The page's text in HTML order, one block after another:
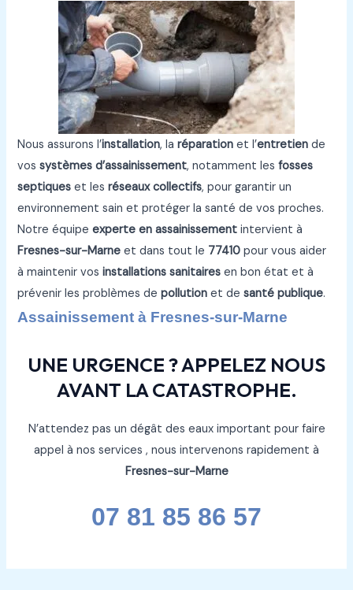
Nous assurons l’installation, laréparation et l’entretien de
vossystèmes d’assainissement, notamment lesfosses
septiques et lesréseaux collectifs, pour garantir un
environnement sain et protéger la santé de vos proches.
Notre équipeexperte en assainissement intervient à
Fresnes-sur-Marne et dans tout le 77410 pour vous aider
à maintenir vosinstallations sanitaires en bon état et à
prévenir les problèmes depollution et desanté publique.
Assainissement à Fresnes-sur-Marne
UNE URGENCE ? APPELEZ NOUS
AVANT LA CATASTROPHE.
N’attendez pas un dégât des eaux important pour faire
appel à nos services , nous intervenons rapidement à
Fresnes-sur-Marne
07 81 85 86 57